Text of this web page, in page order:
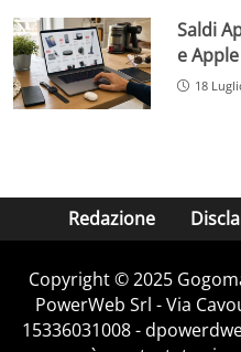
Saldi
e
18
Redazione
Copyright © 2025
PowerWeb Srl - Via
15336031008 -